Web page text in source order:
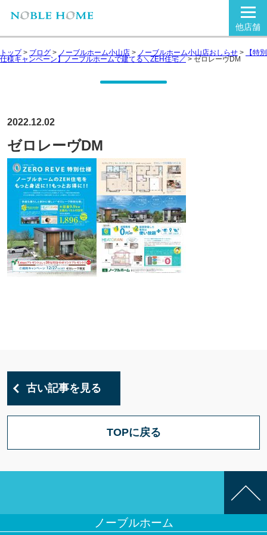
他店舗
トップ> ブログ > ノーブルホーム小山店 > ノーブルホーム小山店おしらせ > 【特別
仕様キャンペーン】ノーブルホームで建てる＼ZEH住宅／ > ゼロレーヴDM
2022.12.02
ゼロレーヴDM
古い記事を見る
TOPに戻る
ノーブルホーム